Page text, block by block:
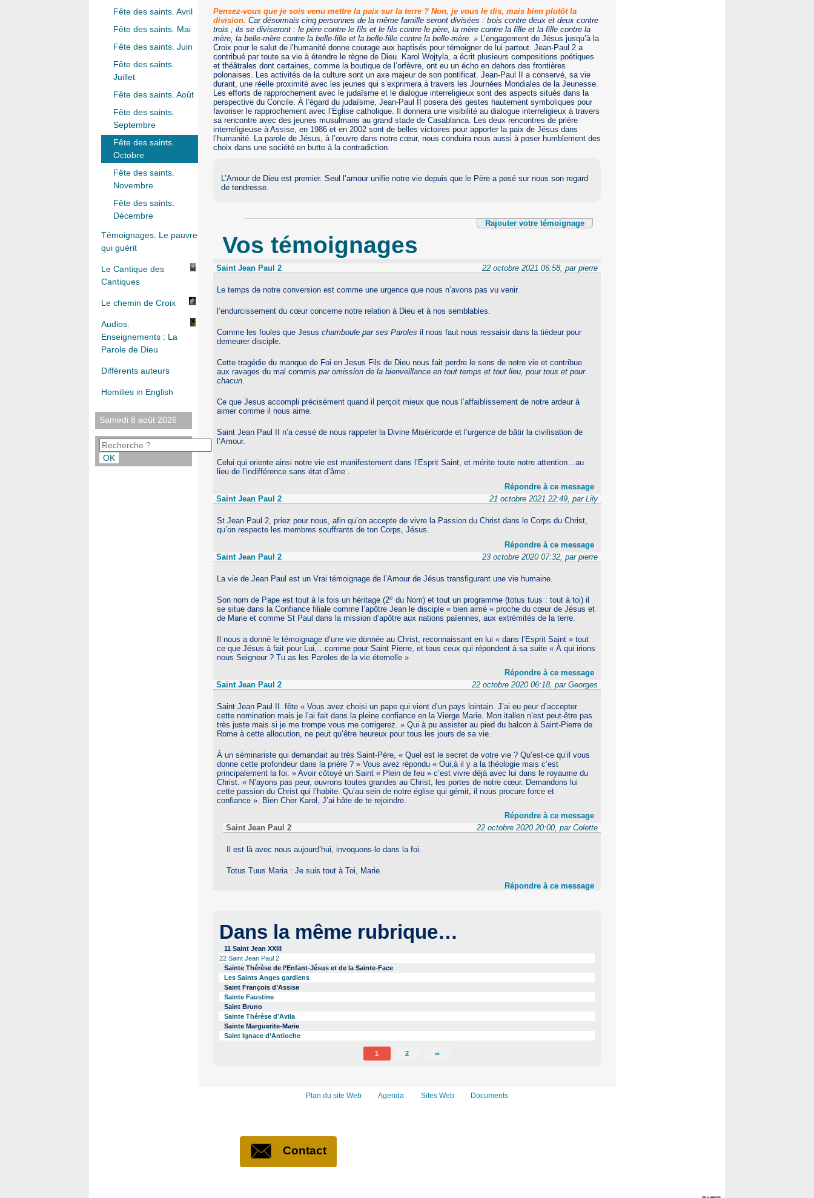
Pensez-vous que je sois venu mettre la paix sur la terre ? Non, je vous le dis, mais bien plutôt la
division. Car désormais cinq personnes de la même famille seront divisées : trois contre deux et deux contre
trois ; ils se diviseront : le père contre le fils et le fils contre le père, la mère contre la fille et la fille contre la
mère, la belle-mère contre la belle-fille et la belle-fille contre la belle-mère. »L’engagement de Jésus jusqu’à la
Croix pour le salut de l’humanité donne courage aux baptisés pour témoigner de lui partout. Jean-Paul 2 a
contribué par toute sa vie à étendre le règne de Dieu. Karol Wojtyla, a écrit plusieurs compositions poétiques
et théâtrales dont certaines, comme la boutique de l’orfèvre, ont eu un écho en dehors des frontières
polonaises. Les activités de la culture sont un axe majeur de son pontificat. Jean-Paul II a conservé, sa vie
durant, une réelle proximité avec les jeunes qui s’exprimera à travers les Journées Mondiales de la Jeunesse.
Les efforts de rapprochement avec le judaïsme et le dialogue interreligieux sont des aspects situés dans la
perspective du Concile. À l’égard du judaïsme, Jean-Paul II posera des gestes hautement symboliques pour
favoriser le rapprochement avec l’Église catholique. Il donnera une visibilité au dialogue interreligieux à travers
sa rencontre avec des jeunes musulmans au grand stade de Casablanca. Les deux rencontres de prière
interreligieuse à Assise, en 1986 et en 2002 sont de belles victoires pour apporter la paix de Jésus dans
l’humanité. La parole de Jésus, à l’œuvre dans notre cœur, nous conduira nous aussi à poser humblement des
choix dans une société en butte à la contradiction.
L’Amour de Dieu est premier. Seul l’amour unifie notre vie depuis que le Père a posé sur nous son regard
de tendresse.
Rajouter votre témoignage
Vos témoignages
Saint Jean Paul 2 22 octobre 2021 06:58, par pierre
Le temps de notre conversion est comme une urgence que nous n’avons pas vu venir.
l’endurcissement du cœur concerne notre relation à Dieu et à nos semblables.
Comme les foules que Jesuschamboule par ses Paroles il nous faut nous ressaisir dans la tiédeur pour
demeurer disciple.
Cette tragédie du manque de Foi en Jesus Fils de Dieu nous fait perdre le sens de notre vie et contribue
aux ravages du mal commispar omission de la bienveillance en tout temps et tout lieu, pour tous et pour
chacun
Ce que Jesus accompli précisément quand il perçoit mieux que nous l’affaiblissement de notre ardeur à
aimer comme il nous aime.
Saint Jean Paul II n’a cessé de nous rappeler la Divine Miséricorde et l’urgence de bâtir la civilisation de
l’Amour.
Celui qui oriente ainsi notre vie est manifestement dans l’Esprit Saint, et mérite toute notre attention…au
lieu de l’indifférence sans état d’âme .
Répondre à ce message
Saint Jean Paul 2
21 octobre 2021 22:49, par Lily
St Jean Paul 2, priez pour nous, afin qu’on accepte de vivre la Passion du Christ dans le Corps du Christ,
qu’on respecte les membres souffrants de ton Corps, Jésus.
Répondre à ce message
Saint Jean Paul 2
23 octobre 2020 07:32, par pierre
La vie de Jean Paul est un Vrai témoignage de l’Amour de Jésus transfigurant une vie humaine.
Son nom de Pape est tout à la fois un héritage (2e du Nom) et tout un programme (totus tuus : tout à toi) il
se situe dans la Confiance filiale comme l’apôtre Jean le disciple « bien aimé » proche du cœur de Jésus et
de Marie et comme St Paul dans la mission d’apôtre aux nations païennes, aux extrémités de la terre.
Il nous a donné le témoignage d’une vie donnée au Christ, reconnaissant en lui « dans l’Esprit Saint » tout
ce que Jésus à fait pour Lui,…comme pour Saint Pierre, et tous ceux qui répondent à sa suite « À qui irions
nous Seigneur ? Tu as les Paroles de la vie éternelle »
Répondre à ce message
Saint Jean Paul 2
22 octobre 2020 06:18, par Georges
Saint Jean Paul II. fête « Vous avez choisi un pape qui vient d’un pays lointain. J’ai eu peur d’accepter
cette nomination mais je l’ai fait dans la pleine confiance en la Vierge Marie. Mon italien n’est peut-être pas
très juste mais si je me trompe vous me corrigerez. » Qui à pu assister au pied du balcon à Saint-Pierre de
Rome à cette allocution, ne peut qu’être heureux pour tous les jours de sa vie.
À un séminariste qui demandait au très Saint-Père, « Quel est le secret de votre vie ? Qu’est-ce qu’il vous
donne cette profondeur dans la prière ? » Vous avez répondu « Oui,à il y a la théologie mais c’est
principalement la foi. » Avoir côtoyé un Saint « Plein de feu » c’est vivre déjà avec lui dans le royaume du
Christ. « N’ayons pas peur, ouvrons toutes grandes au Christ, les portes de notre cœur. Demandons lui
cette passion du Christ qui l’habite. Qu’au sein de notre église qui gémit, il nous procure force et
confiance ». Bien Cher Karol, J’ai hâte de te rejoindre.
Répondre à ce message
Saint Jean Paul 2
22 octobre 2020 20:00, par Colette
Il est là avec nous aujourd’hui, invoquons-le dans la foi.
Totus Tuus Maria : Je suis tout à Toi, Marie.
Répondre à ce message
Dans la même rubrique…
11 Saint Jean XXIII
22 Saint Jean Paul 2
Sainte Thérèse de l’Enfant-Jésus et de la Sainte-Face
Les Saints Anges gardiens
Saint François d’Assise
Sainte Faustine
Saint Bruno
Sainte Thérèse d’Avila
Sainte Marguerite-Marie
Saint Ignace d’Antioche
1 2 ∞
Fête des saints. Avril
Fête des saints. Mai
Fête des saints. Juin
Fête des saints.
Juillet
Fête des saints. Août
Fête des saints.
Septembre
Fête des saints.
Octobre
Fête des saints.
Novembre
Fête des saints.
Décembre
Témoignages. Le pauvre
qui guérit
Le Cantique des
Cantiques
Le chemin de Croix
Audios.
Enseignements : La
Parole de Dieu
Différents auteurs
Homilies in English
Samedi 8 août 2026
Plan du site Web Agenda Sites Web Documents
Contact